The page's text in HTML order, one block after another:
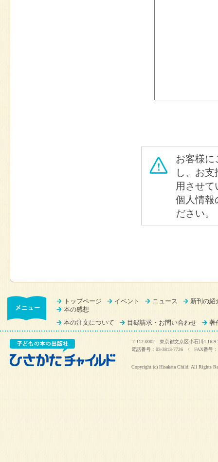
お客様
し、お
用させて
個人情報
ださい。
トップページ イベント ニュース
新刊の紹
本の感想
本の注文について
目録請求・お問い合わせ 著
〒112-0002 東京都文京区小石川4-16-9-
電話番号：03-3813-7726 / FAX番号：
Copyright (c) Hisakata Child. All Rights